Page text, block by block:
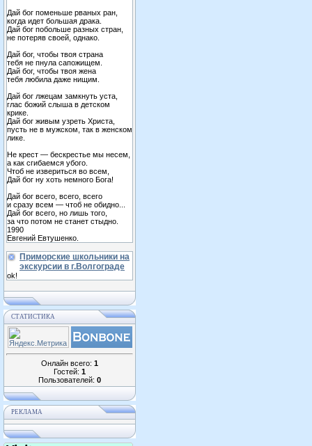
Дай бог поменьше рваных ран,
когда идет большая драка.
Дай бог побольше разных стран,
не потеряв своей, однако.
Дай бог, чтобы твоя страна
тебя не пнула сапожищем.
Дай бог, чтобы твоя жена
тебя любила даже нищим.
Дай бог лжецам замкнуть уста,
глас божий слыша в детском
крике.
Дай бог живым узреть Христа,
пусть не в мужском, так в женском
лике.
Не крест — бескрестье мы несем,
а как сгибаемся убого.
Чтоб не извериться во всем,
Дай бог ну хоть немного Бога!
Дай бог всего, всего, всего
и сразу всем — чтоб не обидно...
Дай бог всего, но лишь того,
за что потом не станет стыдно.
1990
Евгений Евтушенко.
Приморские школьники на
экскурсии в г.Волгограде
ok!
СТАТИСТИКА
Онлайн всего: 1
Гостей: 1
Пользователей: 0
РЕКЛАМА